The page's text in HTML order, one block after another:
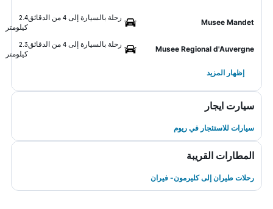
Musee Mandet
رحلة بالسيارة إلى 4 من الدقائق
2.4
كيلومتر
Musee Regional d'Auvergne
رحلة بالسيارة إلى 4 من الدقائق
2.3
كيلومتر
إظهار المزيد
سيارت ايجار
سيارات للاستئجار في ريوم
المطارات القريبة
رحلات طيران إلى كليرمون- فيران